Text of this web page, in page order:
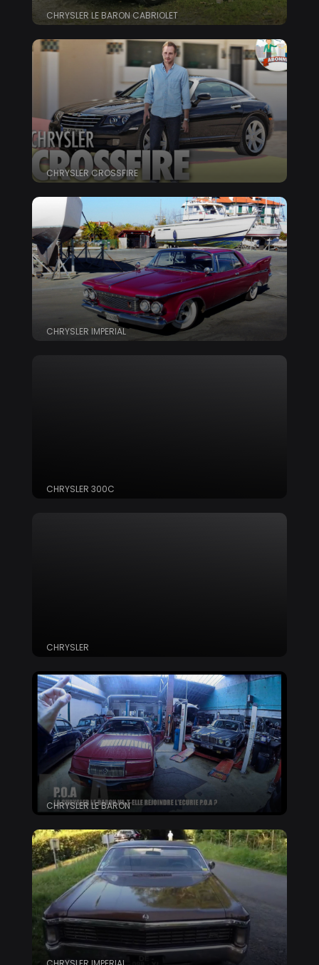
CHRYSLER LE BARON CABRIOLET
CHRYSLER CROSSFIRE
CHRYSLER IMPERIAL
CHRYSLER 300C
CHRYSLER
CHRYSLER LE BARON